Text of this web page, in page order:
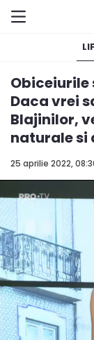
25 aprilie 2022,
Daca vrei
Blajinilor,
naturale si